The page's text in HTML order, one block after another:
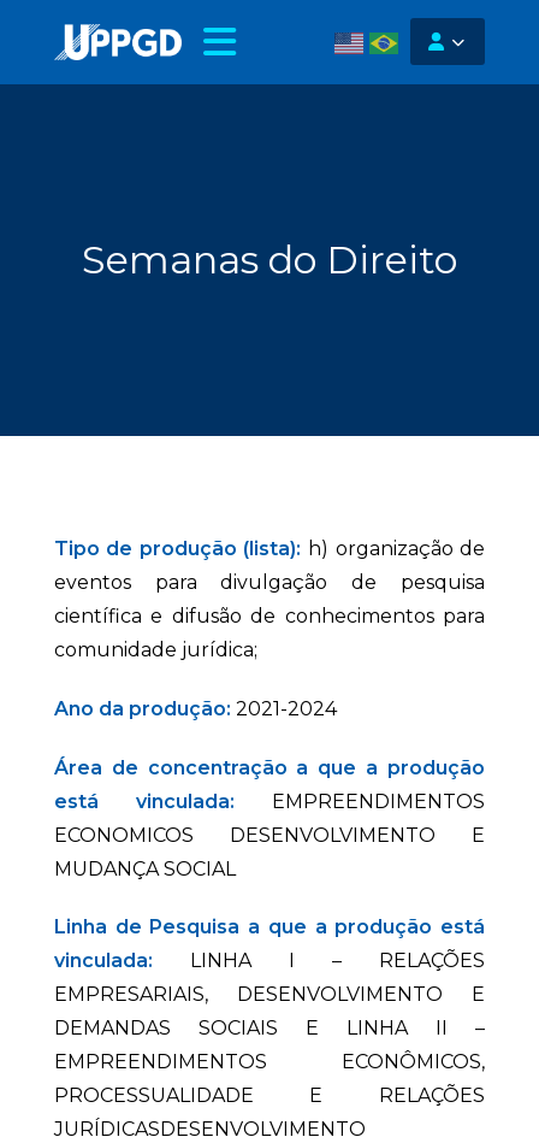
Semanas do Direito
Tipo de produção (lista): h) organização de
eventos para divulgação de pesquisa
científica e difusão de conhecimentos para
comunidade jurídica;
Ano da produção: 2021-2024
Área de concentração a que a produção
está vinculada: EMPREENDIMENTOS
ECONOMICOS DESENVOLVIMENTO E
MUDANÇA SOCIAL
Linha de Pesquisa a que a produção está
vinculada:
LINHA I – RELAÇÕES
EMPRESARIAIS, DESENVOLVIMENTO E
DEMANDAS SOCIAIS E LINHA II –
EMPREENDIMENTOS ECONÔMICOS,
PROCESSUALIDADE E RELAÇÕES
JURÍDICASDESENVOLVIMENTO